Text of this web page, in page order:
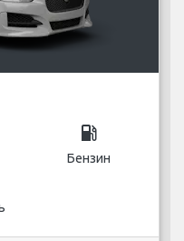
local_gas_station
Бензин